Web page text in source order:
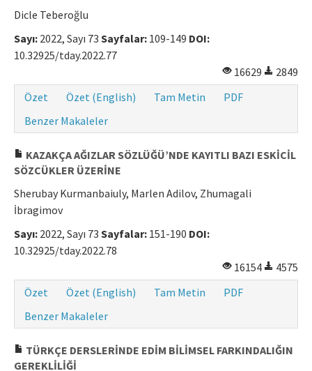
Dicle Teberoğlu
Sayı: 2022, Sayı 73 Sayfalar: 109-149 DOI:
10.32925/tday.2022.77
16629
2849
Özet
Özet (English) Tam Metin
PDF
Benzer Makaleler
KAZAKÇA AĞIZLAR SÖZLÜĞÜ’NDE KAYITLI BAZI ESKİCİL
SÖZCÜKLER ÜZERİNE
Sherubay Kurmanbaiuly, Marlen Adilov, Zhumagali
İbragimov
Sayı: 2022, Sayı 73 Sayfalar: 151-190 DOI:
10.32925/tday.2022.78
16154
4575
Özet
Özet (English) Tam Metin
PDF
Benzer Makaleler
TÜRKÇE DERSLERİNDE EDİM BİLİMSEL FARKINDALIĞIN
GEREKLİLİĞİ